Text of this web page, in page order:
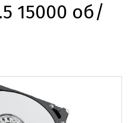
15000 об/